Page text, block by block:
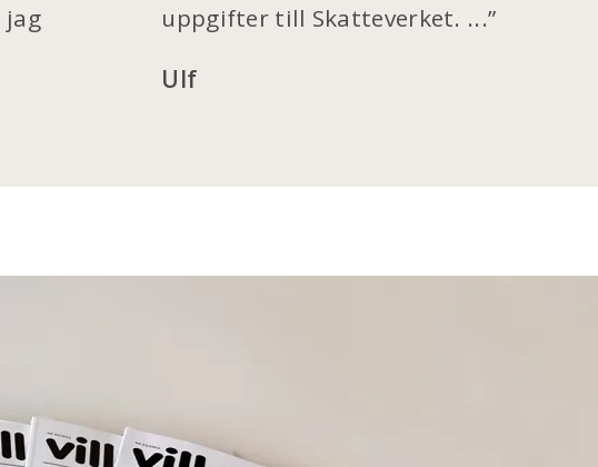
jag
uppgifter till Skatteverket. ...
Ulf